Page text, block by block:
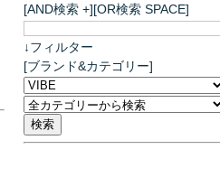
[AND検索 +][OR検索 SPACE]
↓フィルター
[ブランド&カテゴリー]